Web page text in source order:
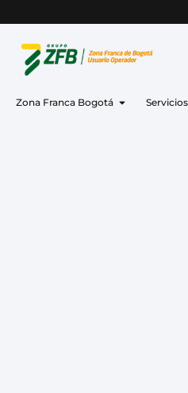
Zona Franca Bogotá